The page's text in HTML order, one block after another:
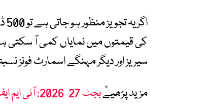
کی قیمتوں میں نمایاں کمی آ
سیریز اور دیگر مہنگے اسمارٹ فونز
مزید پڑھیےؒبجٹ 27-2026: آئی ایم ایف کا جنرل سیلز ٹیکس بڑھا کر 19 فیصد کرنے کا مطالبہ